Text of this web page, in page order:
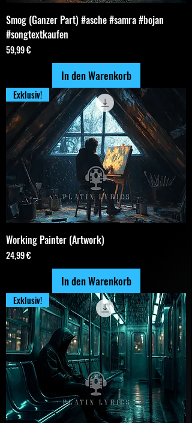
Smog (Ganzer Part) #asche #samra #bojan
#songtextkaufen
Preis
59,99 €
In den Warenkorb
Exklusiv!
Working Painter (Artwork)
Preis
24,99 €
In den Warenkorb
Exklusiv!